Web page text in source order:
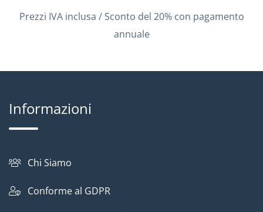
Prezzi IVA inclusa / Sconto del 20% con pagamento
annuale
Informazioni
Chi Siamo
Conforme al GDPR